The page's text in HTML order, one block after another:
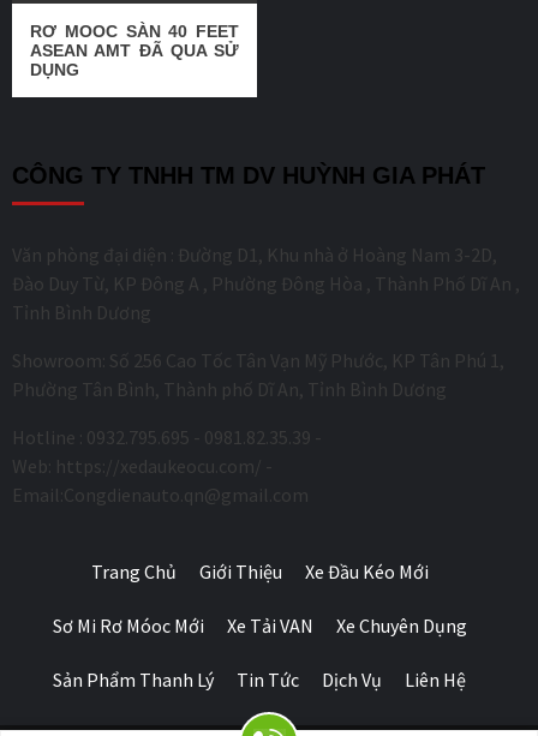
RƠ MOOC SÀN 40 FEET
ASEAN AMT ĐÃ QUA SỬ
DỤNG
CÔNG TY TNHH TM DV HUỲNH GIA PHÁT
Văn phòng đại diện : Đường D1, Khu nhà ở Hoàng Nam 3-2D,
Đào Duy Từ, KP Đông A , Phường Đông Hòa , Thành Phố Dĩ An ,
Tỉnh Bình Dương
Showroom: Số 256 Cao Tốc Tân Vạn Mỹ Phước, KP Tân Phú 1,
Phường Tân Bình, Thành phố Dĩ An, Tỉnh Bình Dương
Hotline : 0932.795.695 - 0981.82.35.39 -
Web: https://xedaukeocu.com/ -
Email:Congdienauto.qn@gmail.com
Trang Chủ Giới Thiệu Xe Đầu Kéo Mới
Sơ Mi Rơ Móoc Mới Xe Tải VAN Xe Chuyên Dụng
Sản Phẩm Thanh Lý Tin Tức Dịch Vụ Liên Hệ